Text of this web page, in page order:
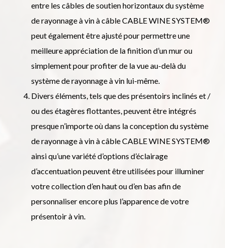
entre les câbles de soutien horizontaux du système
de rayonnage à vin à câble CABLE WINE SYSTEM®
peut également être ajusté pour permettre une
meilleure appréciation de la finition d’un mur ou
simplement pour profiter de la vue au-delà du
système de rayonnage à vin lui-même.
Divers éléments, tels que des présentoirs inclinés et /
ou des étagères flottantes, peuvent être intégrés
presque n’importe où dans la conception du système
de rayonnage à vin à câble CABLE WINE SYSTEM®
ainsi qu’une variété d’options d’éclairage
d’accentuation peuvent être utilisées pour illuminer
votre collection d’en haut ou d’en bas afin de
personnaliser encore plus l’apparence de votre
présentoir à vin.